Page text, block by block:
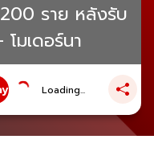
ราย หลังรับ
มเดอร์นา
Loading...